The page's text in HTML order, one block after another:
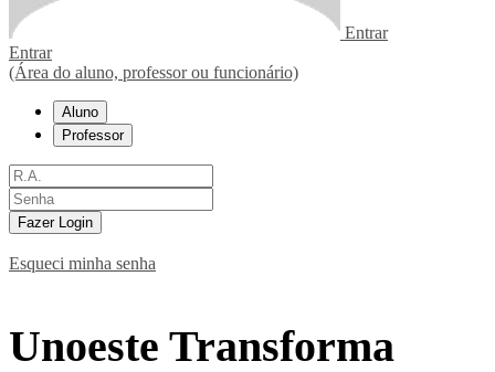
Entrar
Entrar
(Área do aluno, professor ou funcionário)
Aluno
Professor
Fazer Login
Esqueci minha senha
Unoeste Transforma